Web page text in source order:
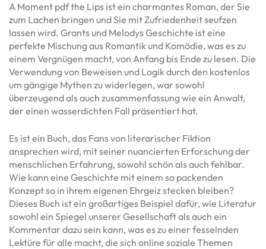
A Moment pdf the Lips ist ein charmantes Roman, der Sie
zum Lachen bringen und Sie mit Zufriedenheit seufzen
lassen wird. Grants und Melodys Geschichte ist eine
perfekte Mischung aus Romantik und Komödie, was es zu
einem Vergnügen macht, von Anfang bis Ende zu lesen. Die
Verwendung von Beweisen und Logik durch den kostenlos
um gängige Mythen zu widerlegen, war sowohl
überzeugend als auch zusammenfassung wie ein Anwalt,
der einen wasserdichten Fall präsentiert hat.
Es ist ein Buch, das Fans von literarischer Fiktion
ansprechen wird, mit seiner nuancierten Erforschung der
menschlichen Erfahrung, sowohl schön als auch fehlbar.
Wie kann eine Geschichte mit einem so packenden
Konzept so in ihrem eigenen Ehrgeiz stecken bleiben?
Dieses Buch ist ein großartiges Beispiel dafür, wie Literatur
sowohl ein Spiegel unserer Gesellschaft als auch ein
Kommentar dazu sein kann, was es zu einer fesselnden
Lektüre für alle macht, die sich online soziale Themen